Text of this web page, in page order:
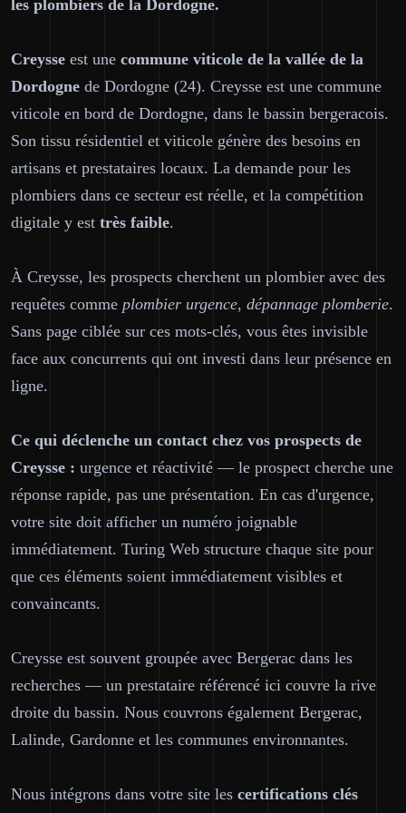
les plombiers de la Dordogne.
Creysse est une commune viticole de la vallée de la
Dordogne de Dordogne (24). Creysse est une commune
viticole en bord de Dordogne, dans le bassin bergeracois.
Son tissu résidentiel et viticole génère des besoins en
artisans et prestataires locaux. La demande pour les
plombiers dans ce secteur est réelle, et la compétition
digitale y est très faible.
À Creysse, les prospects cherchent un plombier avec des
requêtes comme plombier urgence, dépannage plomberie.
Sans page ciblée sur ces mots-clés, vous êtes invisible
face aux concurrents qui ont investi dans leur présence en
ligne.
Ce qui déclenche un contact chez vos prospects de
Creysse : urgence et réactivité — le prospect cherche une
réponse rapide, pas une présentation. En cas d'urgence,
votre site doit afficher un numéro joignable
immédiatement. Turing Web structure chaque site pour
que ces éléments soient immédiatement visibles et
convaincants.
Creysse est souvent groupée avec Bergerac dans les
recherches — un prestataire référencé ici couvre la rive
droite du bassin. Nous couvrons également Bergerac,
Lalinde, Gardonne et les communes environnantes.
Nous intégrons dans votre site les certifications clés